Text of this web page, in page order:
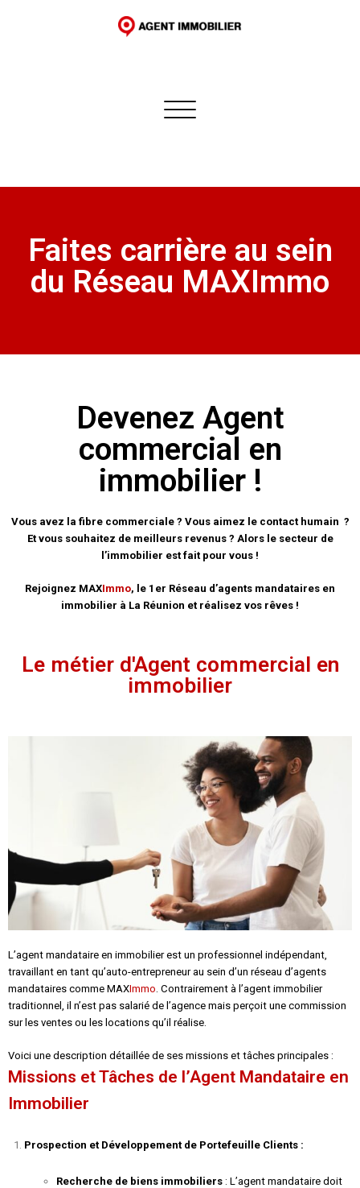
Afficher/masquer la navigation
Faites carrière au sein
du Réseau MAXImmo
Devenez Agent
commercial en
immobilier !
Vous avez la fibre commerciale ? Vous aimez le contact humain ?
Et vous souhaitez de meilleurs revenus ? Alors le secteur de
l’immobilier est fait pour vous !
Rejoignez MAXImmo, le 1er Réseau d’agents mandataires en
immobilier à La Réunion et réalisez vos rêves !
Le métier d'Agent commercial en
immobilier
L’agent mandataire en immobilier est un professionnel indépendant,
travaillant en tant qu’auto-entrepreneur au sein d’un réseau d’agents
mandataires comme MAXImmo . Contrairement à l’agent immobilier
traditionnel, il n’est pas salarié de l’agence mais perçoit une commission
sur les ventes ou les locations qu’il réalise.
Voici une description détaillée de ses missions et tâches principales :
Missions et Tâches de l’Agent Mandataire en
Immobilier
Prospection et Développement de Portefeuille Clients :
Recherche de biens immobiliers: L’agent mandataire doit